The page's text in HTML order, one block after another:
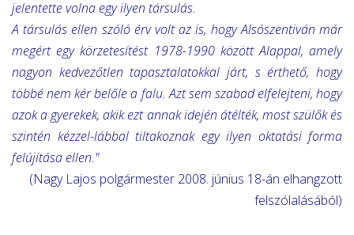
jelentette volna egy ilyen társulás.
A társulás ellen szóló érv volt az is, hogy Alsószentiván már
megért egy körzetesítést 1978-1990 között Alappal, amely
nagyon kedvezőtlen tapasztalatokkal járt, s érthető, hogy
többé nem kér belőle a falu. Azt sem szabad elfelejteni, hogy
azok a gyerekek, akik ezt annak idején átélték, most szülők és
szintén kézzel-lábbal tiltakoznak egy ilyen oktatási forma
felújítása ellen."
(Nagy Lajos polgármester 2008. június 18-án elhangzott
felszólalásából)